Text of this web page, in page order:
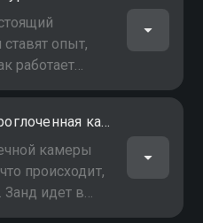
опыт,
работает
Крис
один
а второй
ручку
Отделы мозга и проглоченная камера
камеры
происходит,
Занд идет в
где